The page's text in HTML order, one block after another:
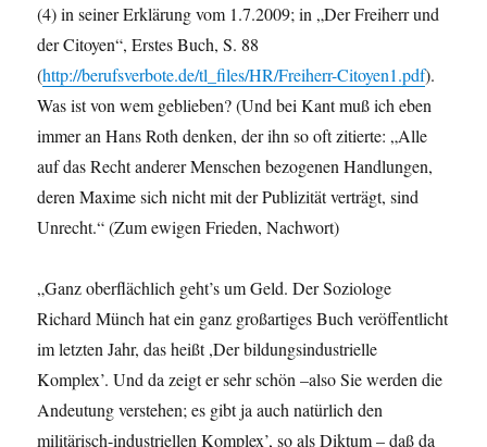
(4) in seiner Erklärung vom 1.7.2009; in „Der Freiherr und
der Citoyen“, Erstes Buch, S. 88
(http://berufsverbote.de/tl_files/HR/Freiherr-Citoyen1.pdf).
Was ist von wem geblieben? (Und bei Kant muß ich eben
immer an Hans Roth denken, der ihn so oft zitierte: „Alle
auf das Recht anderer Menschen bezogenen Handlungen,
deren Maxime sich nicht mit der Publizität verträgt, sind
Unrecht.“ (Zum ewigen Frieden, Nachwort)
„Ganz oberflächlich geht’s um Geld. Der Soziologe
Richard Münch hat ein ganz großartiges Buch veröffentlicht
im letzten Jahr, das heißt ,Der bildungsindustrielle
Komplex’. Und da zeigt er sehr schön –also Sie werden die
Andeutung verstehen; es gibt ja auch natürlich den
militärisch-industriellen Komplex’, so als Diktum – daß da